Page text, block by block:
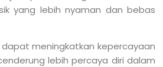
yang lebih nyaman dan bebas
meningkatkan kepercayaan
lebih percaya diri dalam